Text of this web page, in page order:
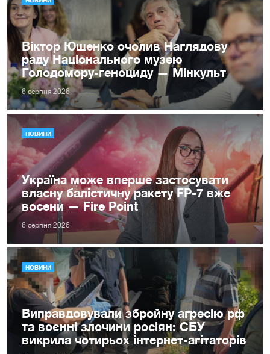
Віктор Ющенко очолив Наглядову
раду Національного музею
Голодомору-геноциду — Мінкульт
6 серпня 2026
НОВИНИ
Україна може вперше застосувати
власну балістичну ракету FP-7 вже
восени — Fire Point
6 серпня 2026
НОВИНИ
Виправдовували збройну агресію рф
та воєнні злочини росіян: СБУ
викрила чотирьох інтернет-агітаторів